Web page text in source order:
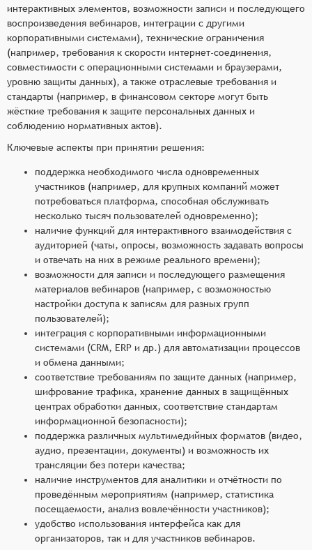
интерактивных элементов, возможности записи и последующего
воспроизведения вебинаров, интеграции с другими
корпоративными системами), технические ограничения
(например, требования к скорости интернет-соединения,
совместимости с операционными системами и браузерами,
уровню защиты данных), а также отраслевые требования и
стандарты (например, в финансовом секторе могут быть
жёсткие требования к защите персональных данных и
соблюдению нормативных актов).
Ключевые аспекты при принятии решения:
поддержка необходимого числа одновременных
участников (например, для крупных компаний может
потребоваться платформа, способная обслуживать
несколько тысяч пользователей одновременно);
наличие функций для интерактивного взаимодействия с
аудиторией (чаты, опросы, возможность задавать вопросы
и отвечать на них в режиме реального времени);
возможности для записи и последующего размещения
материалов вебинаров (например, с возможностью
настройки доступа к записям для разных групп
пользователей);
интеграция с корпоративными информационными
системами (CRM, ERP и др.) для автоматизации процессов
и обмена данными;
соответствие требованиям по защите данных (например,
шифрование трафика, хранение данных в защищённых
центрах обработки данных, соответствие стандартам
информационной безопасности);
поддержка различных мультимедийных форматов (видео,
аудио, презентации, документы) и возможность их
трансляции без потери качества;
наличие инструментов для аналитики и отчётности по
проведённым мероприятиям (например, статистика
посещаемости, анализ вовлечённости участников);
удобство использования интерфейса как для
организаторов, так и для участников вебинаров.